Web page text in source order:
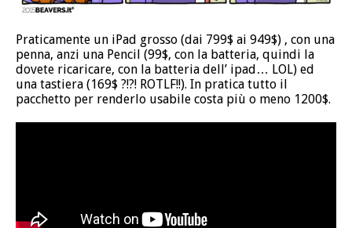
Praticamente un iPad grosso (dai 799$ ai 949$) , con una
penna, anzi una Pencil (99$, con la batteria, quindi la
dovete ricaricare, con la batteria dell’ ipad… LOL) ed
una tastiera (169$ ?!?! ROTLF!!). In pratica tutto il
pacchetto per renderlo usabile costa più o meno 1200$.